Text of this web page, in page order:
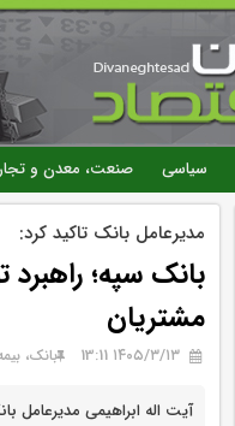
سیاسی صنعت، معدن و
مدیرعامل بانک تاکید کرد:
بانک سپه؛ راهبرد
مشتریان
۱۴۰۵/۳/۱۳ 13:11 بانک،
آیت اله ابراهیمی مدیرعامل